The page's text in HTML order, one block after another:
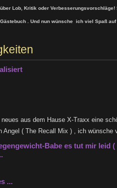
Lob, Kritik oder
. Und nun wünsche ich viel Spaß auf
aus dem Hause X-Traxx eine
Angel ( The Recall Mix ) , ich wünsche
Babe es tut mir leid (
...